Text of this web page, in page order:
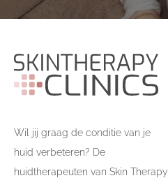
Wil jij graag de conditie van je
huid verbeteren? De
huidtherapeuten van Skin Therapy